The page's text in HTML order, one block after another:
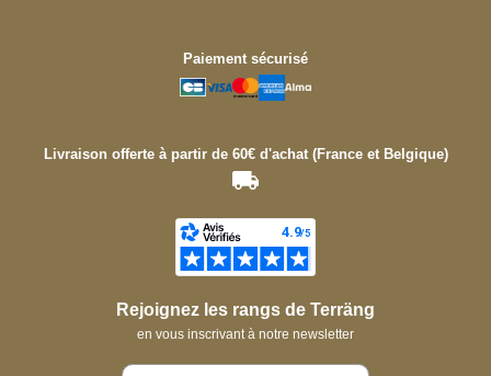
Paiement sécurisé
Livraison offerte à partir de 60€ d'achat (France et Belgique)
Rejoignez les rangs de Terräng
en vous inscrivant à notre newsletter